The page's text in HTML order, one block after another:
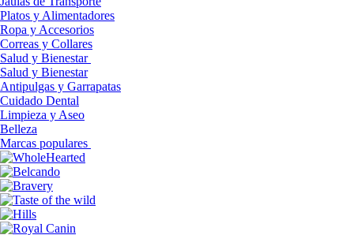
Platos y Alimentadores
Ropa y Accesorios
Correas y Collares
Salud y Bienestar
Salud y Bienestar
Antipulgas y Garrapatas
Cuidado Dental
Limpieza y Aseo
Belleza
Marcas populares